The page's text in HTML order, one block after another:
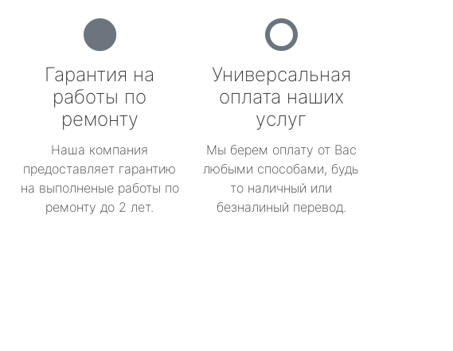
Гарантия на
работы по
ремонту
Наша компания
предоставляет гарантию
на выполненые работы по
ремонту до 2 лет.
Универсальная
оплата наших
услуг
Мы берем оплату от Вас
любыми способами, будь
то наличный или
безналиный перевод.